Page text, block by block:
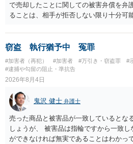
で売却したことに関しての被害弁償を弁
ることは、相手が拒否しない限り十分可
か）、弁護士に法律相談において助言を
窃盗 執行猶予中 冤罪
#加害者（再犯） #加害者 #万引き・窃盗罪 #
#逮捕や勾留の阻止・準抗告
2026年8月4日
鬼沢 健士 弁護士
売った商品と被害品が一致しているとな
しょうが、 被害品は指輪ですから一致
ができなければ無実であることはわかっ